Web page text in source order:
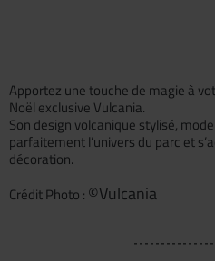
Apportez une touche de magie à
Noël exclusive Vulcania.
Son design volcanique stylisé,
parfaitement l’univers du parc et
décoration.
Crédit Photo : ©Vulcania